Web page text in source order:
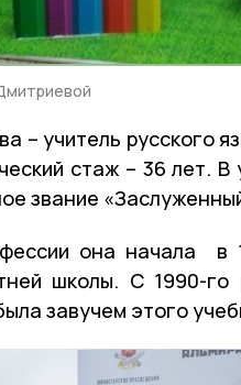
– учитель русского
стаж – 36 лет.
звание
она начала
школы. С 1990-
завучем этого